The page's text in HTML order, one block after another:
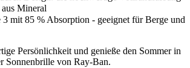
Mineral
3 mit 85 % Absorption - geeignet für Berge und
Persönlichkeit und genieße den Sommer in
Sonnenbrille von Ray-Ban.